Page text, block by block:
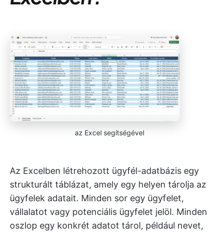
az Excel segítségével
Az Excelben létrehozott ügyfél-adatbázis egy
strukturált táblázat, amely egy helyen tárolja az
ügyfelek adatait. Minden sor egy ügyfelet,
vállalatot vagy potenciális ügyfelet jelöl. Minden
oszlop egy konkrét adatot tárol, például nevet,